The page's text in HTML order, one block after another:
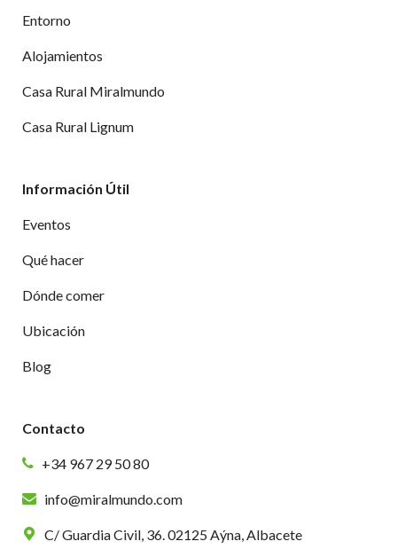
Entorno
Alojamientos
Casa Rural Miralmundo
Casa Rural Lignum
Información Útil
Eventos
Qué hacer
Dónde comer
Ubicación
Blog
Contacto
+34 967 29 50 80
info@miralmundo.com
C/ Guardia Civil, 36. 02125 Aýna, Albacete